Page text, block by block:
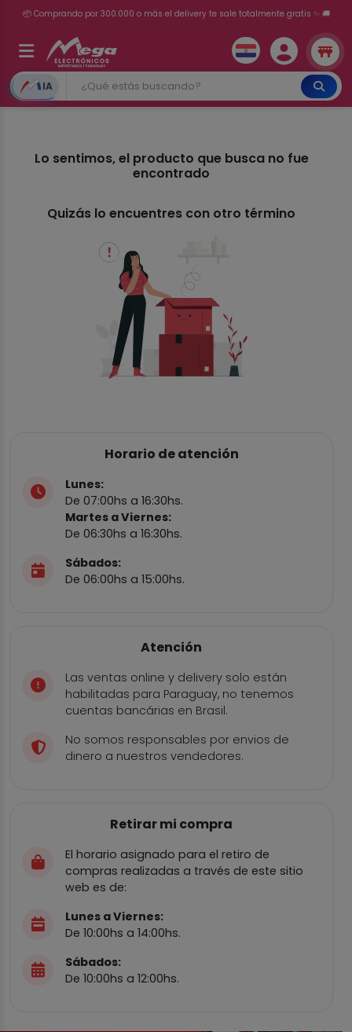
📦 Comprando por 300.000 o más el delivery te sale totalmente gratis ✨ 🚚
💳 ¡HASTA 24 CUOTAS SIN INTERÉS con tarjetas adheridas!
IA
Lo sentimos, el producto que busca no fue
encontrado
Quizás lo encuentres con otro término
Horario de atención
Lunes:
De 07:00hs a 16:30hs.
Martes a Viernes:
De 06:30hs a 16:30hs.
Sábados:
De 06:00hs a 15:00hs.
Atención
Las ventas online y delivery solo están
habilitadas para Paraguay, no tenemos
cuentas bancárias en Brasil.
No somos responsables por envios de
dinero a nuestros vendedores.
Retirar mi compra
El horario asignado para el retiro de
compras realizadas a través de este sitio
web es de:
Lunes a Viernes:
De 10:00hs a 14:00hs.
Sábados:
De 10:00hs a 12:00hs.